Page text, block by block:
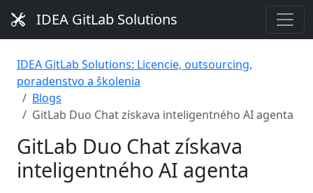
IDEA GitLab Solutions
IDEA GitLab Solutions: Licencie, outsourcing,
poradenstvo a školenia
Blogs
GitLab Duo Chat získava inteligentného AI agenta
GitLab Duo Chat získava
inteligentného AI agenta